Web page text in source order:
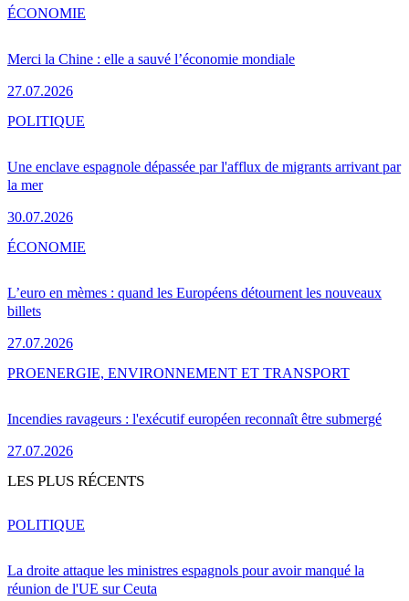
Merci la Chine : elle a sauvé l’économie mondiale
27.07.2026
ÉCONOMIE
Une enclave espagnole dépassée par l'afflux de migrants arrivant par
la mer
30.07.2026
POLITIQUE
L’euro en mèmes : quand les Européens détournent les nouveaux
billets
27.07.2026
ÉCONOMIE
Incendies ravageurs : l'exécutif européen reconnaît être submergé
27.07.2026
PROENERGIE, ENVIRONNEMENT ET TRANSPORT
LES PLUS RÉCENTS
La droite attaque les ministres espagnols pour avoir manqué la
réunion de l'UE sur Ceuta
POLITIQUE